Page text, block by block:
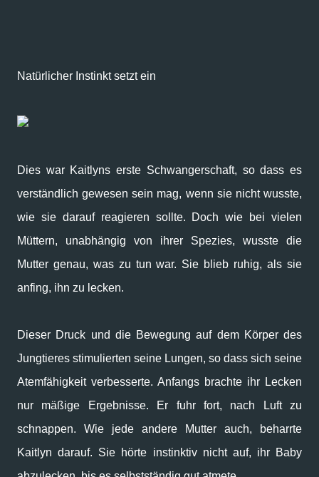
Natürlicher Instinkt setzt ein
Dies war Kaitlyns erste Schwangerschaft, so dass es
verständlich gewesen sein mag, wenn sie nicht wusste,
wie sie darauf reagieren sollte. Doch wie bei vielen
Müttern, unabhängig von ihrer Spezies, wusste die
Mutter genau, was zu tun war. Sie blieb ruhig, als sie
anfing, ihn zu lecken.
Dieser Druck und die Bewegung auf dem Körper des
Jungtieres stimulierten seine Lungen, so dass sich seine
Atemfähigkeit verbesserte. Anfangs brachte ihr Lecken
nur mäßige Ergebnisse. Er fuhr fort, nach Luft zu
schnappen. Wie jede andere Mutter auch, beharrte
Kaitlyn darauf. Sie hörte instinktiv nicht auf, ihr Baby